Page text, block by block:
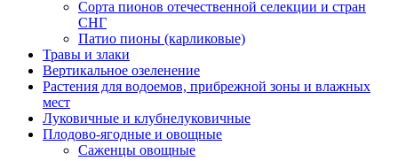
Сорта пионов отечественной селекции и стран
СНГ
Патио пионы (карликовые)
Травы и злаки
Вертикальное озеленение
Растения для водоемов, прибрежной зоны и влажных
мест
Луковичные и клубнелуковичные
Плодово-ягодные и овощные
Саженцы овощные